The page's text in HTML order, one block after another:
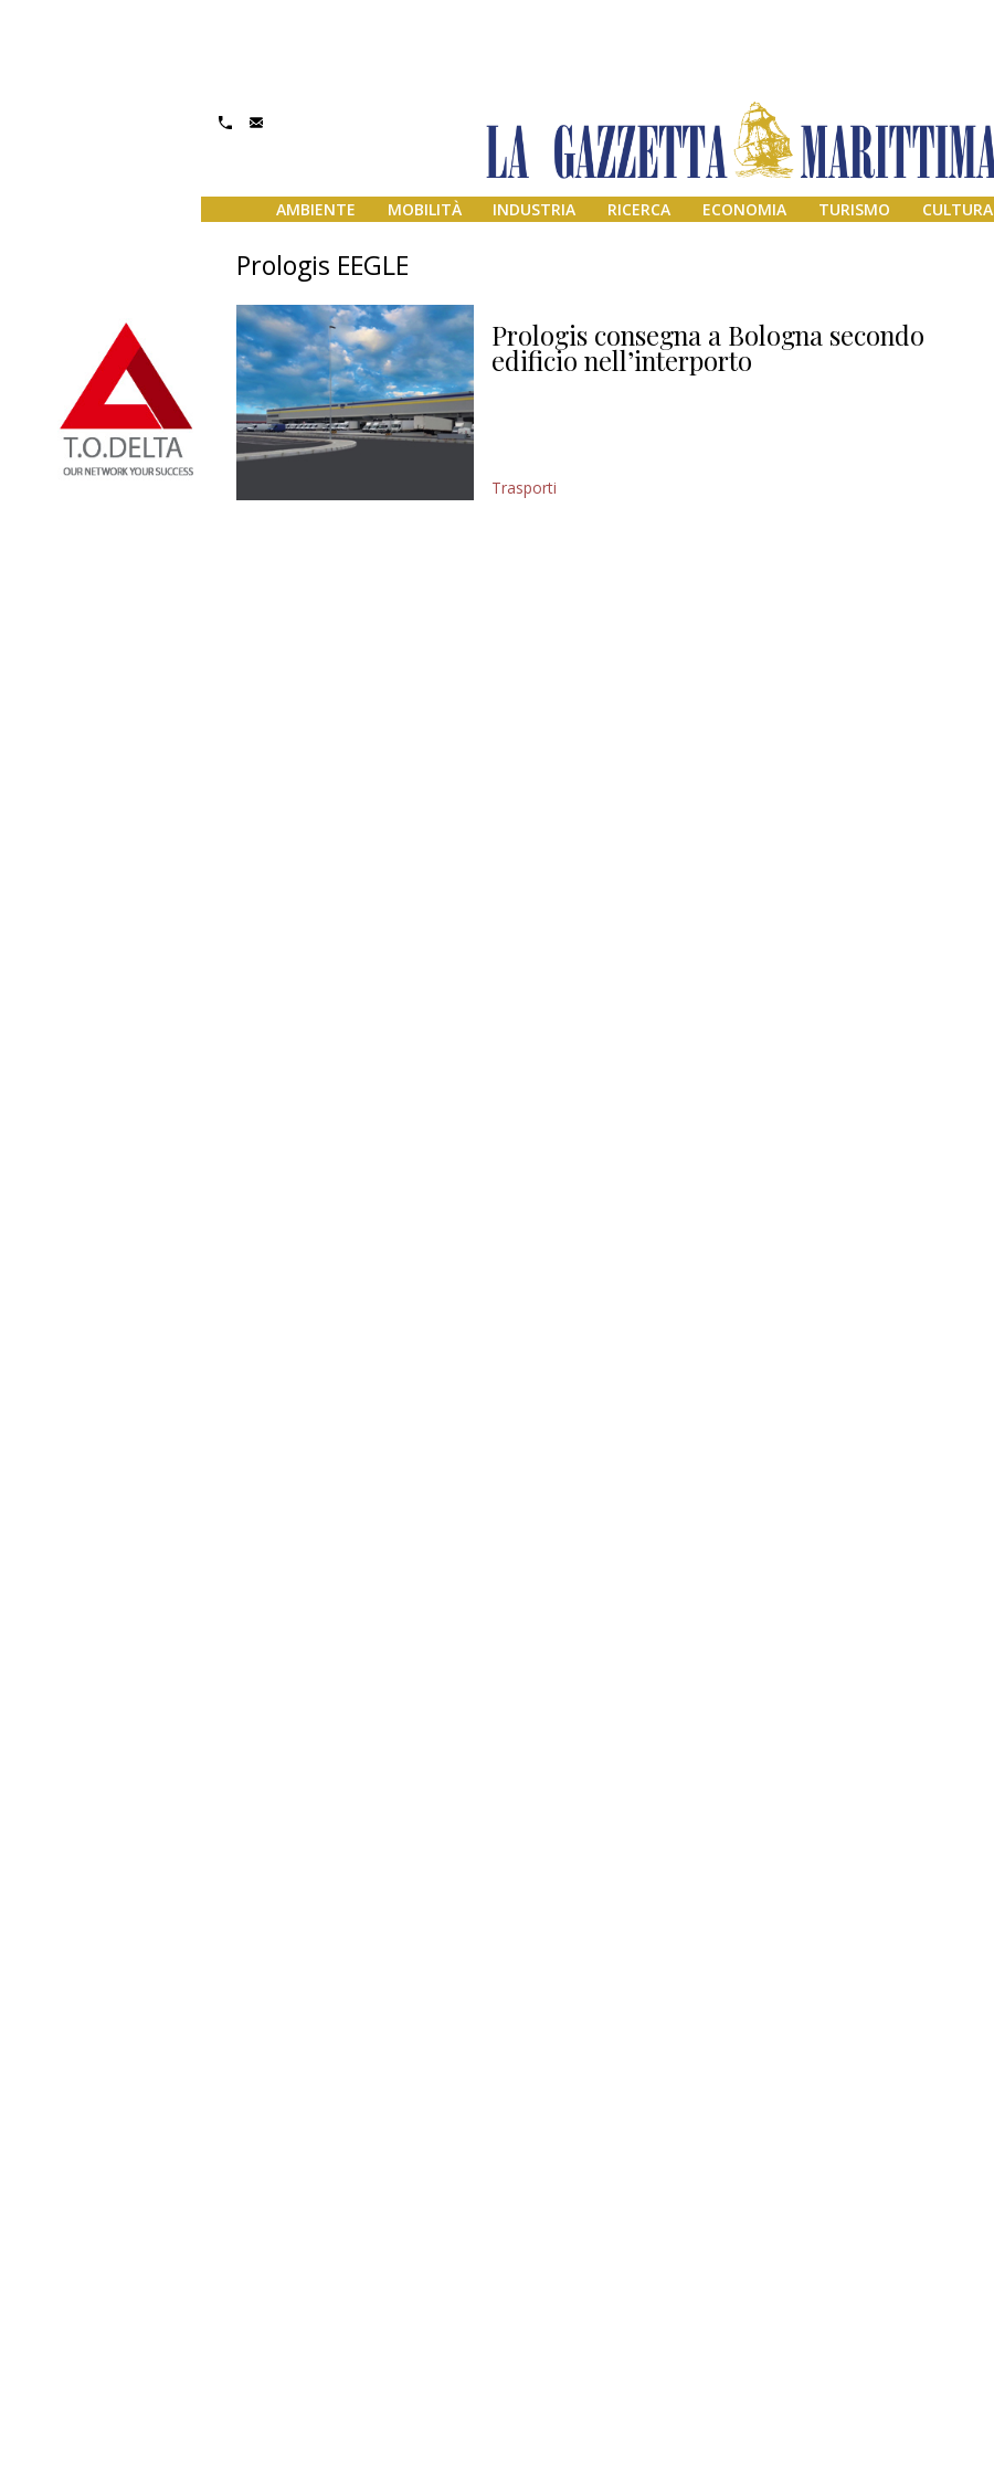
AMBIENTE MOBILITÀ INDUSTRIA RICERCA ECONOMIA TURISMO CULTURA
Prologis EEGLE
Prologis consegna a Bologna secondo
edificio nell’interporto
Trasporti